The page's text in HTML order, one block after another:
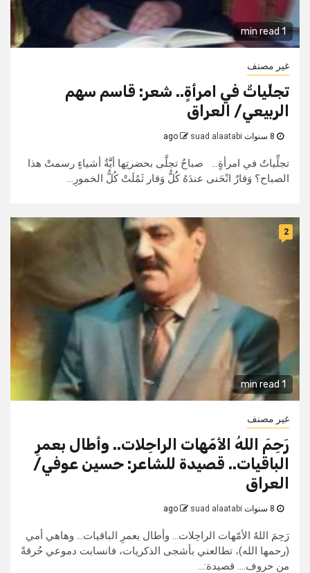
1 min read
غير مصنف
تجلِّياتٌ في امرأةٍ.. شعر: قاسم سهم
الربيعي/ العراق
suad alaatabi
تجلِّياتٌ في امرأةٍ... صباحٌ تجلَّى بحضرتِها أيََّةُ أشياءٍ رسمتْ هذا
الصباح؟ وَقارٌ انْحَنى عندَهُ كُلُّ وَقار ثَمُلَتْ كُلُّ الخمورِ...
1 min read
2
غير مصنف
رَحِمَ اللهُ الأمّهات الراحِلات.. وأطال بعمرِ
الباقيات.. قصيدة للشاعر: حسين عوفي/
العراق
suad alaatabi
رَحِمَ اللهُ الأمّهات الراحِلات... وأطال بعمرِ الباقيات... وهاهي أمي
(رحمها الله)، تطالعني بأشجى الذكريات، فانسابت دموعي حُرقةً
من حروف.... قصيدة:...